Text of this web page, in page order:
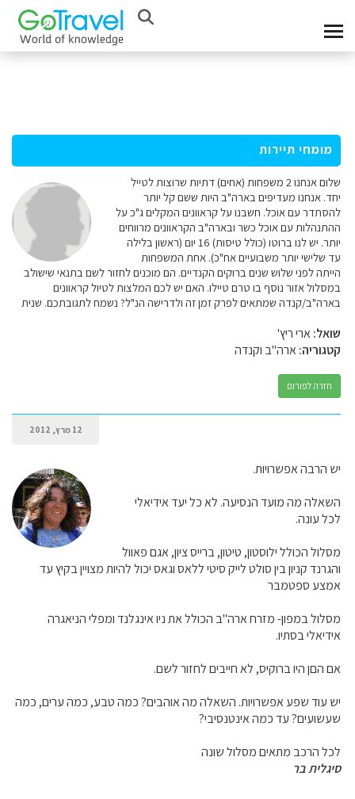
מומחי תיירות
שלום אנחנו 2 משפחות (אחים) דתיות שרוצות לטייל
יחד. אנחנו מעדיפים בארה"ב היות ששם קל יותר
להסתדר עם אוכל. חשבנו על קראוונים המקלים ג"כ על
ההתנהלות עם אוכל כשר ובארה"ב הקראוונים מרווחים
יותר. יש לנו ברוטו (כולל טיסות) 16 יום (ראשון בלילה
עד שלישי יותר משבועיים אח"כ). אחת המשפחות
הייתה לפני שלוש שנים ברוקים הקנדיים. הם מוכנים לחזור לשם בתנאי שישולב
במסלול אזור נוסף בו טרם טיילו. האם יש לכם המלצות לטיול קראוונים
בארה"ב/קנדה שמתאים לפרק זמן זה ולדרישה הנ"ל? נשמח לתגובתכם. שנית
שואל:ארי ריץ'
קטגוריה:ארה"ב וקנדה
חזרה לפורום
12 מרץ, 2012
יש הרבה אפשרויות.
השאלה מה מועד הנסיעה. לא כל יעד אידיאלי
לכל עונה.
מסלול הכולל ילוסטון, טיטון, ברייס ציון, אגם פאוול
והגרנד קניון בין סולט לייק סיטי ללאס וגאס יכול להיות מצויין בקיץ עד
אמצע ספטמבר
מסלול במפון- מזרח ארה"ב הכולל את ניו אינגלנד ומפלי הניאגרה
אידיאלי בסתיו.
אם הםן היו ברוקיס, לא חייבים לחזור לשם.
יש עוד שפע אפשרויות. השאלה מה אוהבים? כמה טבע, כמה ערים, כמה
שעשועים? עד כמה אינטנסיבי?
לכל הרכב מתאים מסלול שונה
סיגלית בר